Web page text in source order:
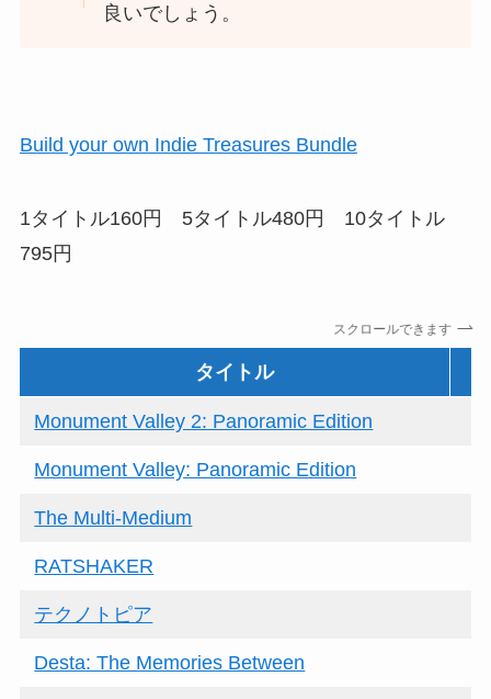
良いでしょう。
Build your own Indie Treasures Bundle
1タイトル160円 5タイトル480円 10タイトル
795円
スクロールできます
タイトル
Monument Valley 2: Panoramic Edition
Monument Valley: Panoramic Edition
The Multi-Medium
RATSHAKER
テクノトピア
Desta: The Memories Between